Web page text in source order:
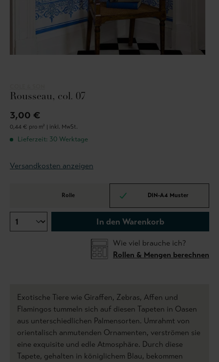
Rousseau, col. 07
3,00 €
0,44 € pro m² | inkl. MwSt.
Lieferzeit: 30 Werktage
Versandkosten anzeigen
Rolle DIN-A4 Muster
In den Warenkorb
Wie viel brauche ich?
Rollen & Mengen berechnen
Exotische Tiere wie Giraffen, Zebras, Affen und
Flamingos tummeln sich auf diesen Tapeten in Oasen
aus unterschiedlichen Palmensorten. Umrahmt von
orientalisch anmutenden Ornamenten, verströmen sie
eine exquisite und edle Atmosphäre. Durch diese
Tapete, gehalten in königlichem Blau, bekommen